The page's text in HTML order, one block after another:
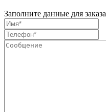
Заполните данные для заказа